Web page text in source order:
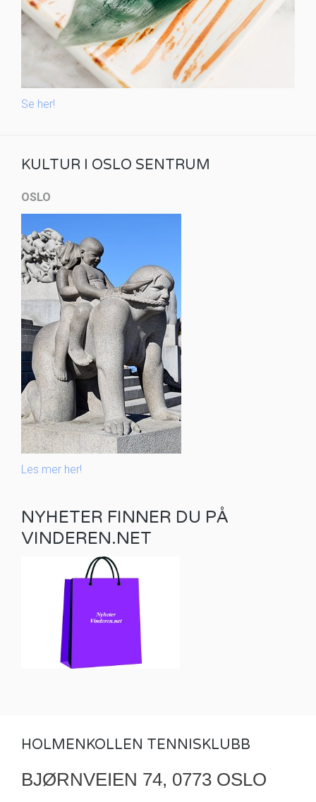
Se her!
KULTUR I OSLO SENTRUM
OSLO
Les mer her!
NYHETER FINNER DU PÅ
VINDEREN.NET
HOLMENKOLLEN TENNISKLUBB
BJØRNVEIEN 74, 0773 OSLO